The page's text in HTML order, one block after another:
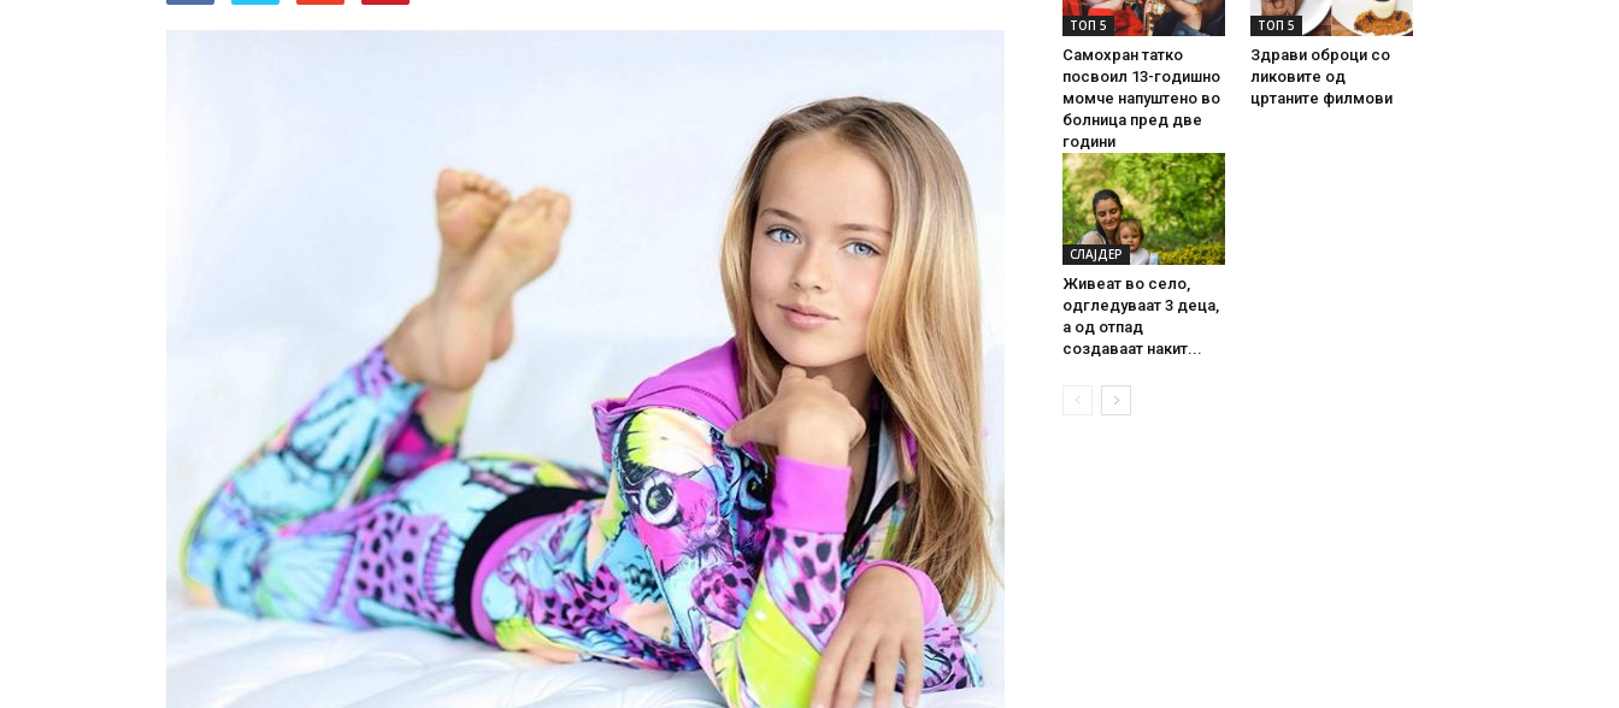
ТОП 5
Самохран татко
посвоил 13-годишно
момче напуштено во
болница пред две
години
ТОП 5
Здрави оброци со
ликовите од
цртаните филмови
СЛАЈДЕР
Живеат во село,
одгледуваат 3 деца,
а од отпад
создаваат накит...